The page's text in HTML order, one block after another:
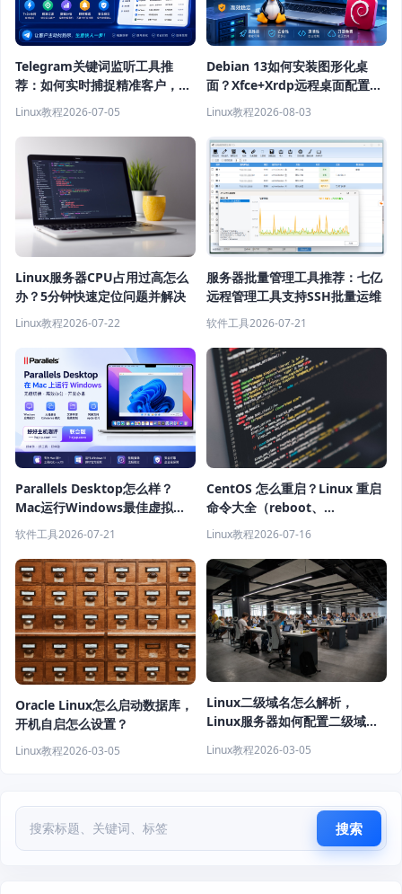
Telegram关键词监听工具推
荐：如何实时捕捉精准客户，提
高获客效率？
Linux教程2026-07-05
Debian 13如何安装图形化桌
面？Xfce+Xrdp远程桌面配置教
程
Linux教程2026-08-03
Linux服务器CPU占用过高怎么
办？5分钟快速定位问题并解决
Linux教程2026-07-22
服务器批量管理工具推荐：七亿
远程管理工具支持SSH批量运维
软件工具2026-07-21
Parallels Desktop怎么样？
Mac运行Windows最佳虚拟机
软件推荐
软件工具2026-07-21
CentOS 怎么重启？Linux 重启
命令大全（reboot、
shutdown、systemctl 教程）
Linux教程2026-07-16
Oracle Linux怎么启动数据库，
开机自启怎么设置？
Linux教程2026-03-05
Linux二级域名怎么解析，
Linux服务器如何配置二级域
Linux教程2026-03-05
搜索